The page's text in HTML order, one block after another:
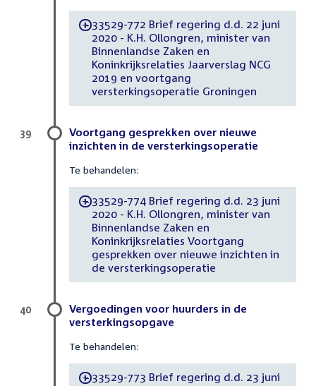
-33529-772 Brief regering d.d. 22 juni
2020 - K.H. Ollongren, minister van
Binnenlandse Zaken en
Koninkrijksrelaties Jaarverslag NCG
2019 en voortgang
versterkingsoperatie Groningen
Voortgang gesprekken over nieuwe
inzichten in de versterkingsoperatie
Te behandelen:
-33529-774 Brief regering d.d. 23 juni
2020 - K.H. Ollongren, minister van
Binnenlandse Zaken en
Koninkrijksrelaties Voortgang
gesprekken over nieuwe inzichten in
de versterkingsoperatie
39
Vergoedingen voor huurders in de
versterkingsopgave
Te behandelen:
-33529-773 Brief regering d.d. 23 juni
40